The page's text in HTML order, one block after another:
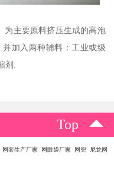
为主要原料挤压生成的高泡
加入两种辅料：工业或级
剂.
Top
套生产厂家 网眼袋厂家 网兜 尼龙网